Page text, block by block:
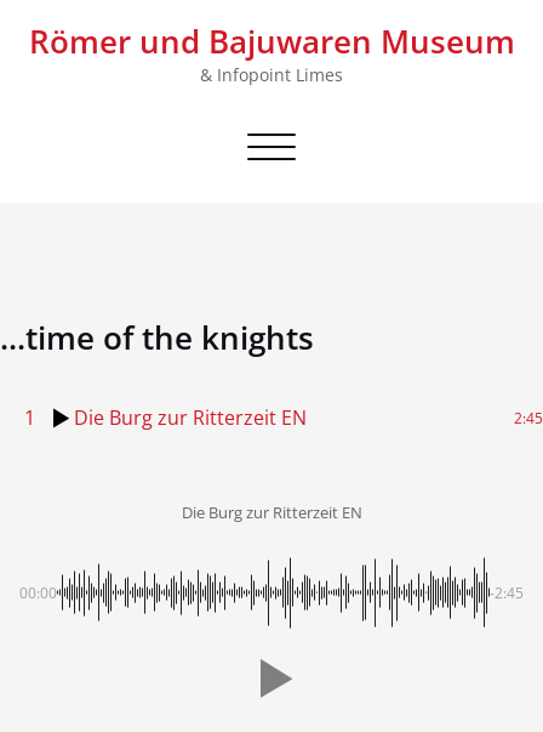
Römer und Bajuwaren Museum
& Infopoint Limes
Schalte Navigation
...time of the knights
1 Die Burg zur Ritterzeit EN 2:45
Die Burg zur Ritterzeit EN
00:00 -2:45